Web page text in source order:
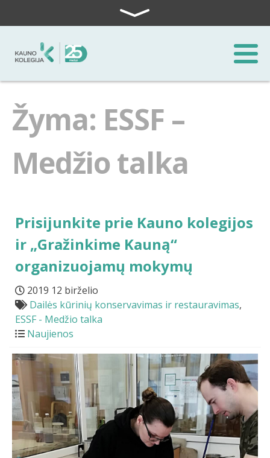
Žyma: ESSF –
Medžio talka
Prisijunkite prie Kauno kolegijos
ir „Gražinkime Kauną“
organizuojamų mokymų
2019 12 birželio
Dailės kūrinių konservavimas ir restauravimas,
ESSF - Medžio talka
Naujienos